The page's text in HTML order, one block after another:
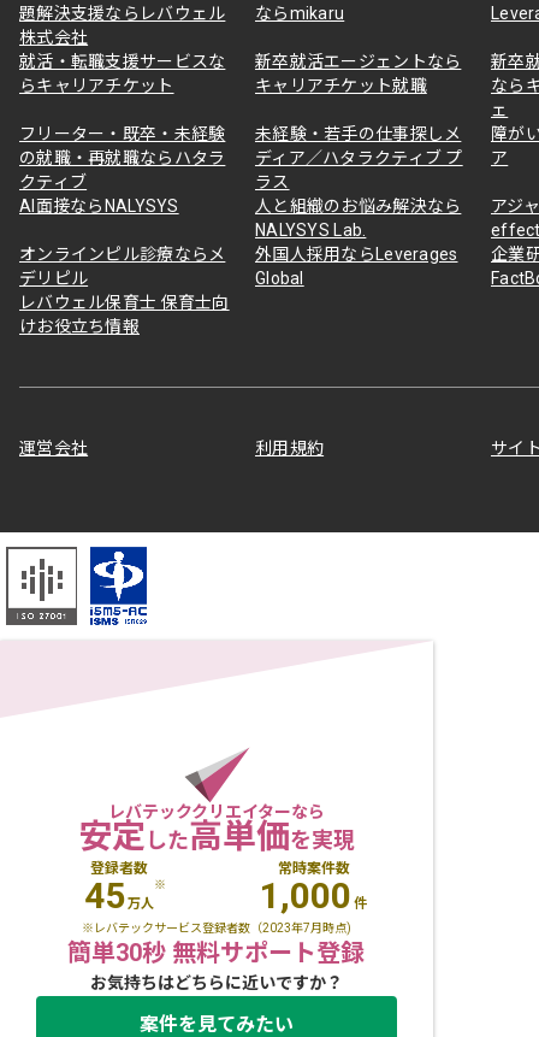
題解決支援ならレバウェル
株式会社
ならmikaru
就活・転職支援サービスな
らキャリアチケット
新卒就活エージェントなら
キャリアチケット就職
新卒
なら
ェ
フリーター・既卒・未経験
の就職・再就職ならハタラ
クティブ
未経験・若手の仕事探しメ
ディア／ハタラクティブ プ
ラス
障が
ア
AI面接ならNALYSYS
人と組織のお悩み解決なら
NALYSYS Lab.
アジ
オンラインピル診療ならメ
デリピル
外国人採用ならLeverages
Global
企業
レバウェル保育士 保育士向
けお役立ち情報
運営会社 利用規約 サイ
レバテッククリエイターなら
安定した高単価を実現
登録者数
45万人
※
常時案件数
1,000 件
※レバテックサービス登録者数（2023年7月時点)
簡単30秒 無料サポート登録
お気持ちはどちらに近いですか？
案件を見てみたい